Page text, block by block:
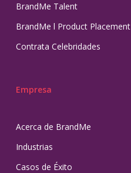
BrandMe Talent
BrandMe l Product Placement
Contrata Celebridades
Empresa
Acerca de BrandMe
Industrias
Casos de Éxito